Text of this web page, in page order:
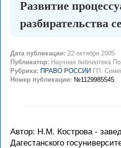
Развитие
разбирательства
Дата публикации: 22 октября 2005
Публикатор: Научная библиотека
Рубрика: ПРАВО РОССИИ ГП:
Номер публикации: №1129985545
Автор: Н.М. Кострова -
Дагестанского